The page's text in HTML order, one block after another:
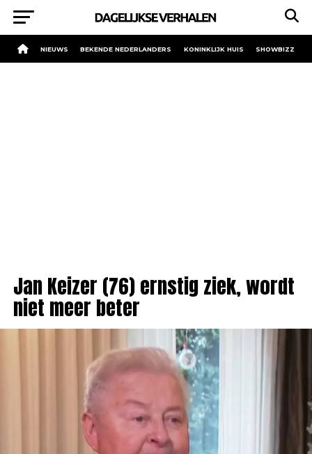
NIEUWS BEKENDE NEDERLANDERS KONINKLIJK HUIS SHOWBIZZ
Jan Keizer (76) ernstig ziek, wordt
niet meer beter